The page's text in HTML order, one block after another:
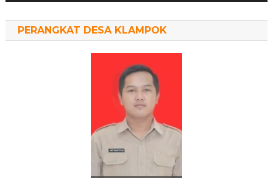
PERANGKAT DESA KLAMPOK